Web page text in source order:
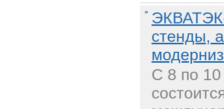
стенды,
С 8 по 10